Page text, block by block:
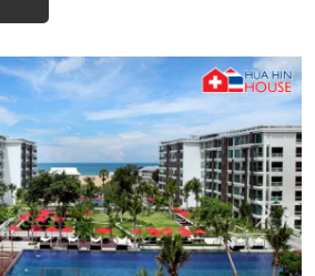
Next